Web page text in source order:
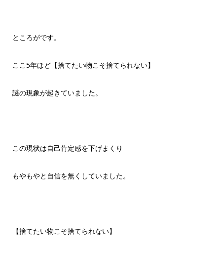
ところがです。
ここ5年ほど【捨てたい物こそ捨てられない】
謎の現象が起きていました。
この現状は自己肯定感を下げまくり
もやもやと自信を無くしていました。
【捨てたい物こそ捨てられない】